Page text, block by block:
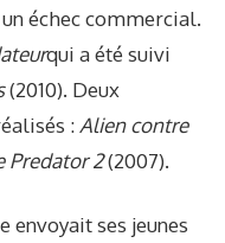
échec commercial.
qui a été suivi
(2010). Deux
: Alien contre
Predator 2(2007).
envoyait ses jeunes